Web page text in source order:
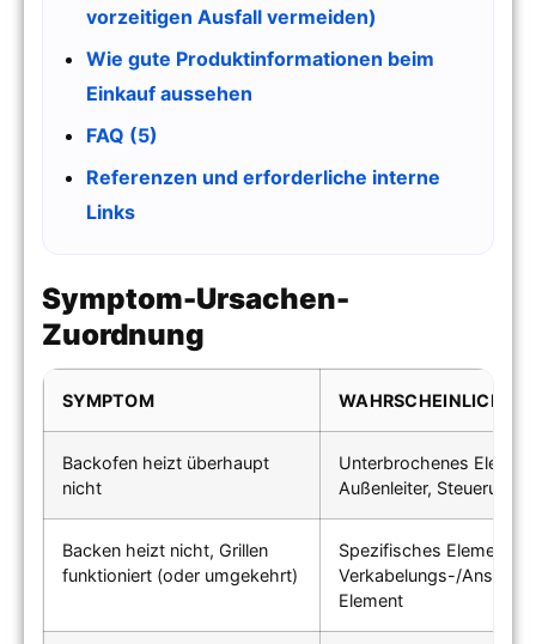
vorzeitigen Ausfall vermeiden)
Wie gute Produktinformationen beim
Einkauf aussehen
FAQ (5)
Referenzen und erforderliche interne
Links
Symptom-Ursachen-
Zuordnung
SYMPTOM
Backofen heizt überhaupt
nicht
Unterbrochenes
Außenleiter,
Backen heizt nicht, Grillen
funktioniert (oder umgekehrt)
Spezifisches Element
Verkabelungs-/
Element